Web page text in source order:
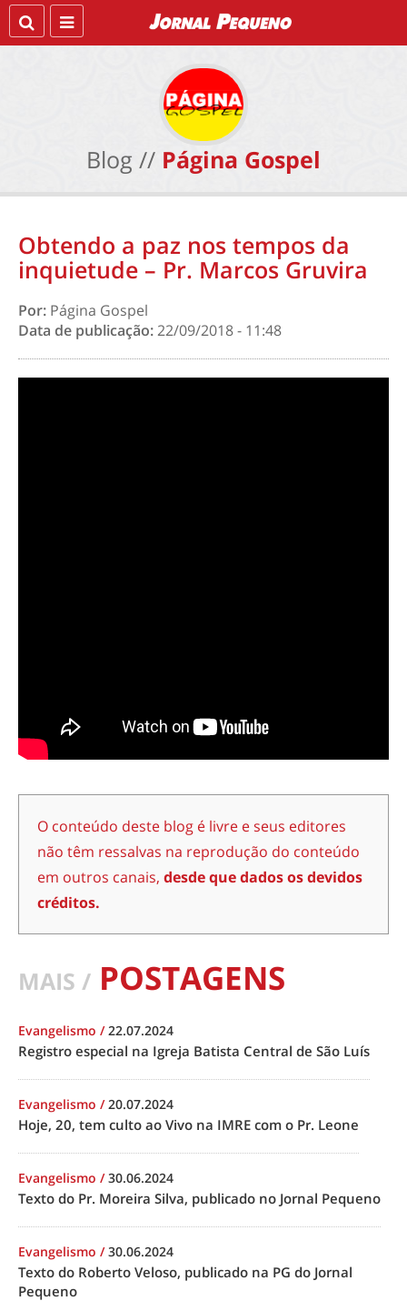
Blog // Página Gospel
Obtendo a paz nos tempos da
inquietude – Pr. Marcos Gruvira
Por: Página Gospel
Data de publicação:22/09/2018 - 11:48
O conteúdo deste blog é livre e seus editores
não têm ressalvas na reprodução do conteúdo
em outros canais, desde que dados os devidos
créditos.
MAIS / POSTAGENS
Evangelismo /22.07.2024
Registro especial na Igreja Batista Central de São Luís
Evangelismo /20.07.2024
Hoje, 20, tem culto ao Vivo na IMRE com o Pr. Leone
Evangelismo /30.06.2024
Texto do Pr. Moreira Silva, publicado no Jornal Pequeno
Evangelismo /30.06.2024
Texto do Roberto Veloso, publicado na PG do Jornal
Pequeno